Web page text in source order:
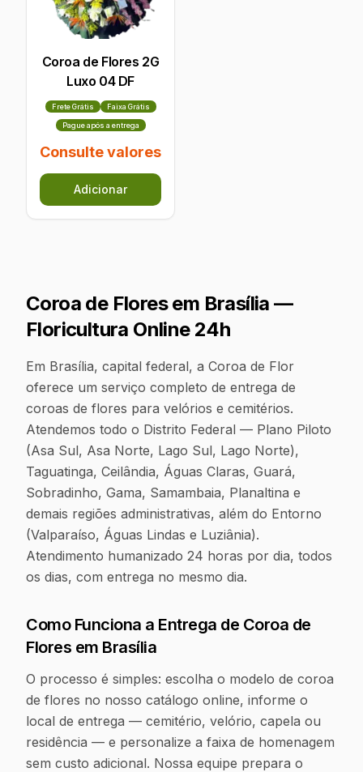
Coroa de Flores 2G
Luxo 04 DF
Frete Grátis Faixa Grátis
Pague após a entrega
Consulte valores
Adicionar
Coroa de Flores em Brasília —
Floricultura Online 24h
Em Brasília, capital federal, a Coroa de Flor
oferece um serviço completo de entrega de
coroas de flores para velórios e cemitérios.
Atendemos todo o Distrito Federal — Plano Piloto
(Asa Sul, Asa Norte, Lago Sul, Lago Norte),
Taguatinga, Ceilândia, Águas Claras, Guará,
Sobradinho, Gama, Samambaia, Planaltina e
demais regiões administrativas, além do Entorno
(Valparaíso, Águas Lindas e Luziânia).
Atendimento humanizado 24 horas por dia, todos
os dias, com entrega no mesmo dia.
Como Funciona a Entrega de Coroa de
Flores em Brasília
O processo é simples: escolha o modelo de coroa
de flores no nosso catálogo online, informe o
local de entrega — cemitério, velório, capela ou
residência — e personalize a faixa de homenagem
sem custo adicional. Nossa equipe prepara o